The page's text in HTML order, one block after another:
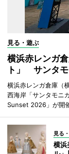
見る・遊ぶ
横浜赤レンガ
ト」 サンタ
横浜赤レンガ倉庫（
西海岸「サンタモニ
Sunset 2026」が開
見る
横浜